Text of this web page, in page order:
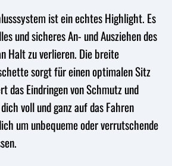
ist ein echtes Highlight. Es
und sicheres An- und Ausziehen des
Halt zu verlieren. Die breite
sorgt für einen optimalen Sitz
das Eindringen von Schmutz und
voll und ganz auf das Fahren
um unbequeme oder verrutschende